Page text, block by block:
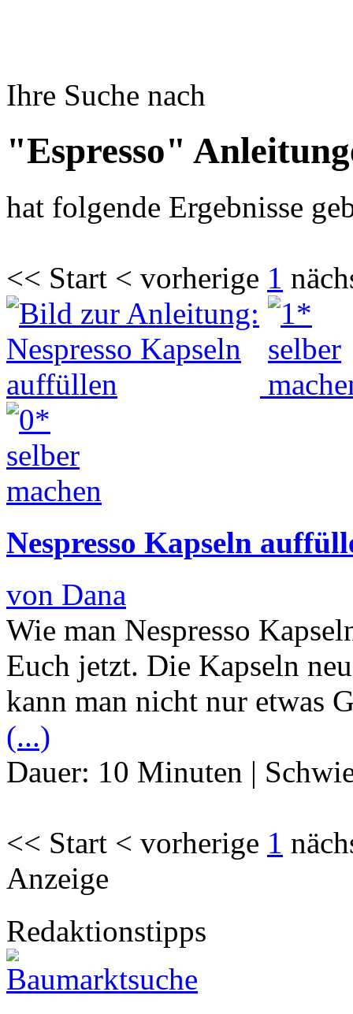
Ihre Suche nach
"Espresso"
hat folgende Ergebnisse
<< Start < vorherige 1
Nespresso Kapseln
von Dana
Wie man Nespresso
Euch jetzt. Die Kapseln
kann man nicht nur etwas
(...)
Dauer: 10 Minuten |
<< Start < vorherige 1
Anzeige
Redaktionstipps